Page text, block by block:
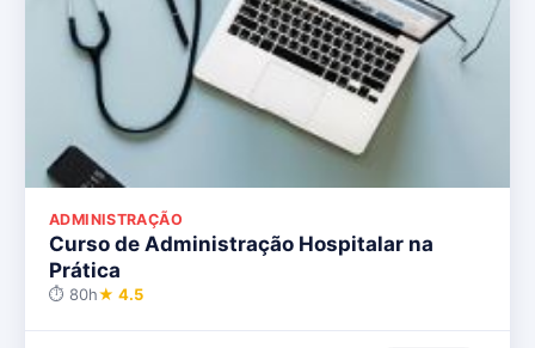
ADMINISTRAÇÃO
Curso de Administração Hospitalar na
Prática
⏱ 80h★ 4.5